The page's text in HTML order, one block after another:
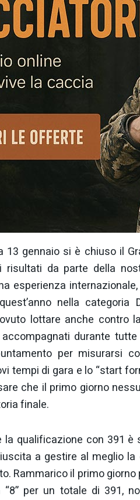
13 gennaio si è chiuso il
risultati da parte della
esperienza
nella
lottare anche contro
durante
per misurarsi
tempi di gara e lo “start
che il primo giorno
finale.
la qualificazione con 391 è
a gestire al meglio
Rammarico il primo
“8” per un totale di 391,